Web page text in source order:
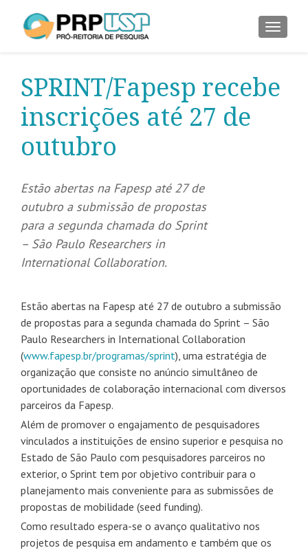
SPRINT/Fapesp recebe
inscrições até 27 de
outubro
Estão abertas na Fapesp até 27 de
outubro a submissão de propostas
para a segunda chamada do Sprint
– São Paulo Researchers in
International Collaboration.
Estão abertas na Fapesp até 27 de outubro a submissão
de propostas para a segunda chamada do Sprint – São
Paulo Researchers in International Collaboration
(www.fapesp.br/programas/sprint), uma estratégia de
organização que consiste no anúncio simultâneo de
oportunidades de colaboração internacional com diversos
parceiros da Fapesp.
Além de promover o engajamento de pesquisadores
vinculados a instituições de ensino superior e pesquisa no
Estado de São Paulo com pesquisadores parceiros no
exterior, o Sprint tem por objetivo contribuir para o
planejamento mais conveniente para as submissões de
propostas de mobilidade (seed funding).
Como resultado espera-se o avanço qualitativo nos
projetos de pesquisa em andamento e também que os